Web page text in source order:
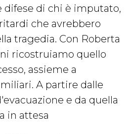
difese di chi è imputato,
che avrebbero
tragedia. Con Roberta
ricostruiamo quello
assieme a
A partire dalle
e da quella
in attesa